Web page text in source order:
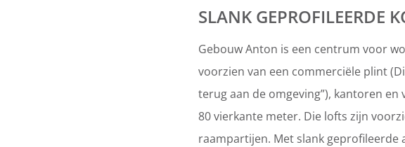
SLANK GEPROFILEERDE
Gebouw Anton is een centrum voor
voorzien van een commerciële plint
terug aan de omgeving”), kantoren
80 vierkante meter. Die lofts zijn
raampartijen. Met slank geprofileerde